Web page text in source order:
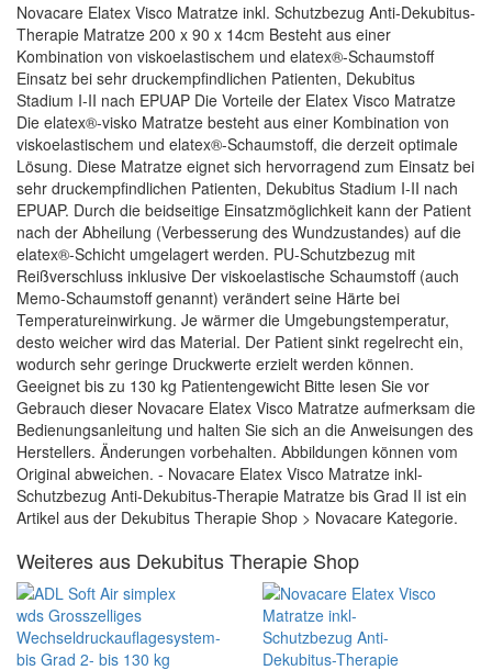
Novacare Elatex Visco Matratze inkl. Schutzbezug Anti-Dekubitus-
Therapie Matratze 200 x 90 x 14cm Besteht aus einer
Kombination von viskoelastischem und elatex®-Schaumstoff
Einsatz bei sehr druckempfindlichen Patienten, Dekubitus
Stadium I-II nach EPUAP Die Vorteile der Elatex Visco Matratze
Die elatex®-visko Matratze besteht aus einer Kombination von
viskoelastischem und elatex®-Schaumstoff, die derzeit optimale
Lösung. Diese Matratze eignet sich hervorragend zum Einsatz bei
sehr druckempfindlichen Patienten, Dekubitus Stadium I-II nach
EPUAP. Durch die beidseitige Einsatzmöglichkeit kann der Patient
nach der Abheilung (Verbesserung des Wundzustandes) auf die
elatex®-Schicht umgelagert werden. PU-Schutzbezug mit
Reißverschluss inklusive Der viskoelastische Schaumstoff (auch
Memo-Schaumstoff genannt) verändert seine Härte bei
Temperatureinwirkung. Je wärmer die Umgebungstemperatur,
desto weicher wird das Material. Der Patient sinkt regelrecht ein,
wodurch sehr geringe Druckwerte erzielt werden können.
Geeignet bis zu 130 kg Patientengewicht Bitte lesen Sie vor
Gebrauch dieser Novacare Elatex Visco Matratze aufmerksam die
Bedienungsanleitung und halten Sie sich an die Anweisungen des
Herstellers. Änderungen vorbehalten. Abbildungen können vom
Original abweichen. - Novacare Elatex Visco Matratze inkl-
Schutzbezug Anti-Dekubitus-Therapie Matratze bis Grad II ist ein
Artikel aus der Dekubitus Therapie Shop > Novacare Kategorie.
Weiteres aus Dekubitus Therapie Shop